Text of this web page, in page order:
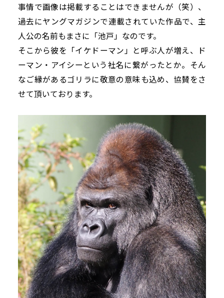
事情で画像は掲載することはできませんが（笑）、
過去にヤングマガジンで連載されていた作品で、主
人公の名前もまさに「池戸」なのです。
そこから彼を「イケドーマン」と呼ぶ人が増え、ド
ーマン・アイシーという社名に繋がったとか。そん
なご縁があるゴリラに敬意の意味も込め、協賛をさ
せて頂いております。